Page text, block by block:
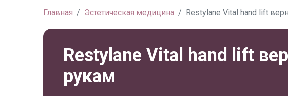
Главная Эстетическая медицина Restylane Vital hand lift
Restylane Vital hand lift
рукам